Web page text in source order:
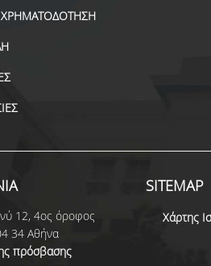
ΧΡΗΜΑΤΟΔΟΤΗΣΗ
12, 4ος όροφος
34 Αθήνα
πρόσβασης
SITEMAP
Χάρτης